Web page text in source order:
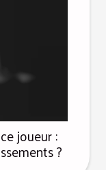
joueur :
?